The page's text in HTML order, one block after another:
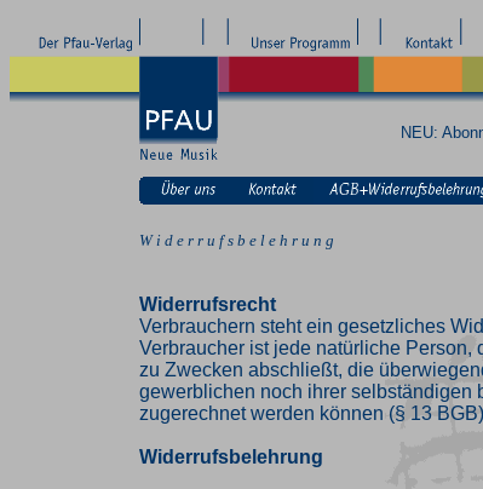
NEU:
W i d e r r u f s b e l e h r u n g
Widerrufsrecht
Verbrauchern steht ein gesetzliches
Verbraucher ist jede natürliche Person,
zu Zwecken abschließt, die
gewerblichen noch ihrer selbständigen
zugerechnet werden können (§ 13
Widerrufsbelehrung